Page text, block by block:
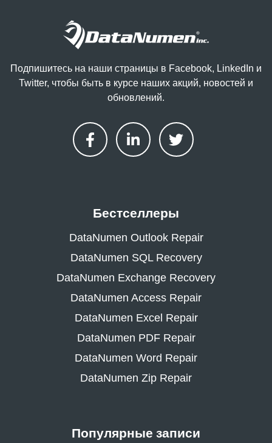
Подпишитесь на наши страницы в Facebook, LinkedIn и
Twitter, чтобы быть в курсе наших акций, новостей и
обновлений.
Бестселлеры
DataNumen Outlook Repair
DataNumen SQL Recovery
DataNumen Exchange Recovery
DataNumen Access Repair
DataNumen Excel Repair
DataNumen PDF Repair
DataNumen Word Repair
DataNumen Zip Repair
Популярные записи